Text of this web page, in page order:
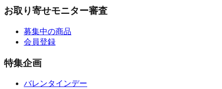
お取り寄せモニター審査
募集中の商品
会員登録
特集企画
バレンタインデー